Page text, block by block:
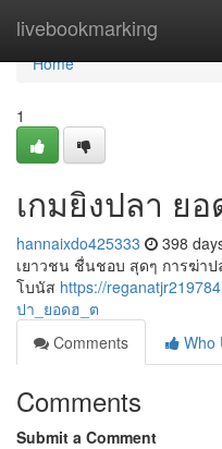
livebookmarking
Home
Home
1
เกมยิงปลา ย
hannaixdo425333 398
เยาวชน ชื่นชอบ สุดๆ การฆ่าป
โบนัส https://
ปา_ยอดฮ_ต
Comments
Who
Comments
Submit a Comment